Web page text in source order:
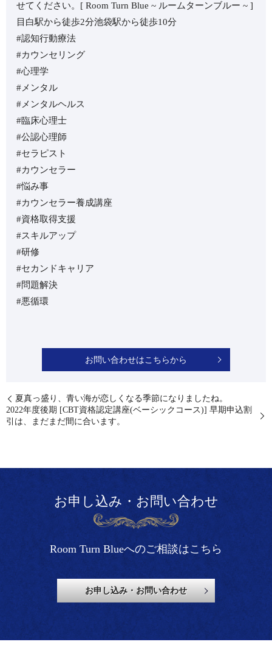
せてください。⁡⁡[ Room Turn Blue ~ ルームターンブルー ~ ]
目白駅から徒歩2分池袋駅から徒歩10分⁡⁡
#認知行動療法
#カウンセリング
#心理学
#メンタル
#メンタルヘルス
#臨床心理士
#公認心理師
#セラピスト
#カウンセラー
#悩み事
#カウンセラー養成講座
#資格取得支援
#スキルアップ
#研修
#セカンドキャリア
#問題解決
#悪循環
お問い合わせはこちらから
⁡夏真っ盛り、青い海が恋しくなる季節になりましたね。
⁡2022年度後期 [CBT資格認定講座(ベーシックコース)] 早期申込割
引は、まだまだ間に合います。
お申し込み・お問い合わせ
Room Turn Blueへのご相談はこちら
お申し込み・お問い合わせ